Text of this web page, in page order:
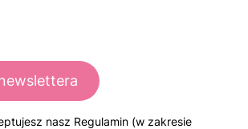
nasz Regulamin (w zakresie